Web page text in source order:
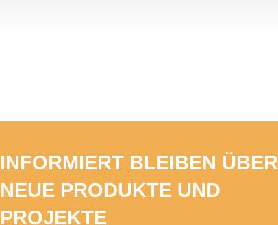
INFORMIERT BLEIBEN ÜBER
NEUE PRODUKTE UND
PROJEKTE